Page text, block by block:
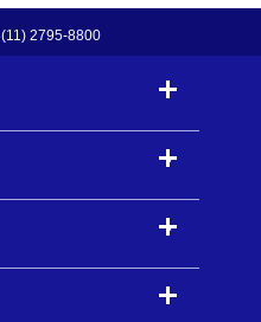
(11) 2795-8800
-
-